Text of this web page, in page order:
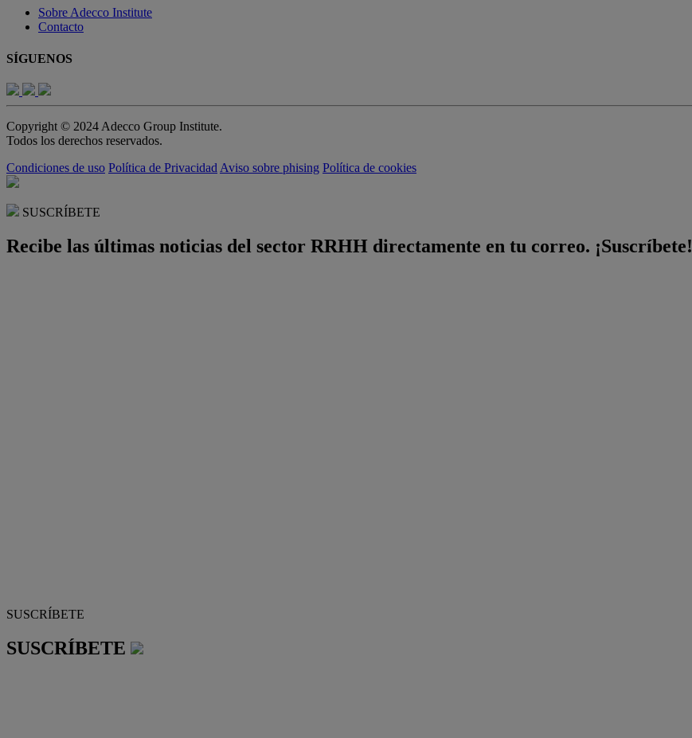
Sobre Adecco Institute
Contacto
SÍGUENOS
Copyright © 2024 Adecco Group Institute.
Todos los derechos reservados.
Condiciones de uso Política de Privacidad Aviso sobre phising Política de cookies
SUSCRÍBETE
Recibe las últimas noticias del sector RRHH directamente en tu correo. ¡Suscríbete!
SUSCRÍBETE
SUSCRÍBETE